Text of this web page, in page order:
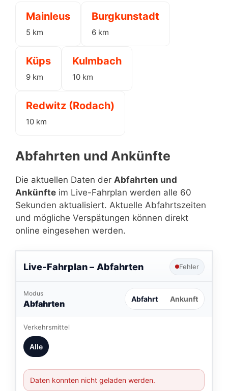
Mainleus
5 km
Burgkunstadt
6 km
Küps
9 km
Kulmbach
10 km
Redwitz (Rodach)
10 km
Abfahrten und Ankünfte
Die aktuellen Daten der Abfahrten und
Ankünfte im Live-Fahrplan werden alle 60
Sekunden aktualisiert. Aktuelle Abfahrtszeiten
und mögliche Verspätungen können direkt
online eingesehen werden.
Live-Fahrplan – Abfahrten Fehler
Modus
Abfahrten Abfahrt Ankunft
Verkehrsmittel
Alle
Daten konnten nicht geladen werden.